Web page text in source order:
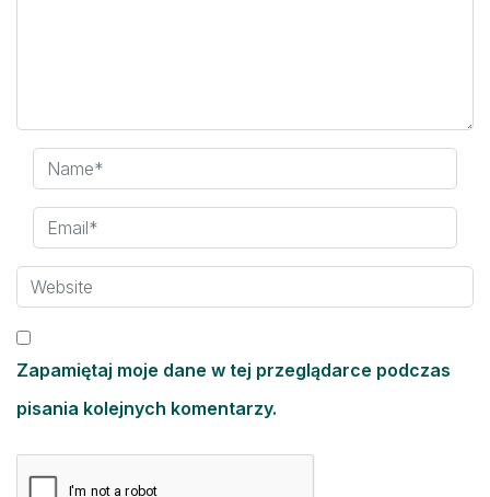
Zapamiętaj moje dane w tej przeglądarce podczas
pisania kolejnych komentarzy.